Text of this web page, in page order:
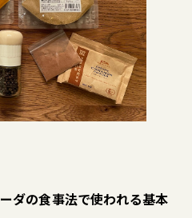
ダの食事法で使われる基本